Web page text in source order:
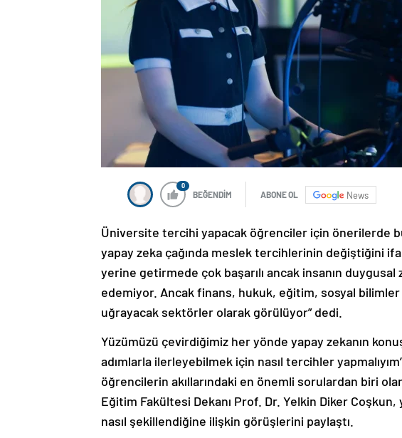
0
BEĞENDİM ABONE OL News
Üniversite tercihi yapacak öğrenciler için önerilerde
yapay zeka çağında meslek tercihlerinin değiştiğini
yerine getirmede çok başarılı ancak insanın duygusal
edemiyor. Ancak finans, hukuk, eğitim, sosyal bilimler
uğrayacak sektörler olarak görülüyor” dedi.
Yüzümüzü çevirdiğimiz her yönde yapay zekanın
adımlarla ilerleyebilmek için nasıl tercihler
öğrencilerin akıllarındaki en önemli sorulardan biri
Eğitim Fakültesi Dekanı Prof. Dr. Yelkin Diker
nasıl şekillendiğine ilişkin görüşlerini paylaştı.